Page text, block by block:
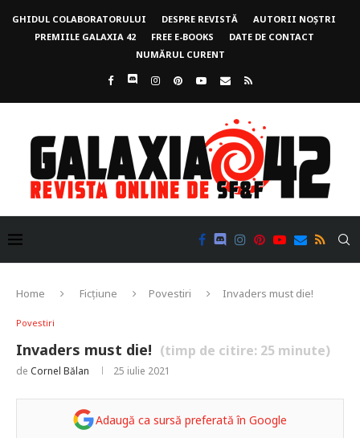
GHIDUL COLABORATORULUI DESPRE REVISTĂ
AUTORII NOȘTRI
PREMIILE GALAXIA 42
FREE E-BOOKS
DATE DE CONTACT
NUMĂRUL CURENT
Home Ficțiune Povestiri Invaders must die!
Povestiri
Invaders must die! (timp de citire: 25 minute)
de Cornel Bălan 25 iulie 2021
Adaugă ca sursă preferată în Google